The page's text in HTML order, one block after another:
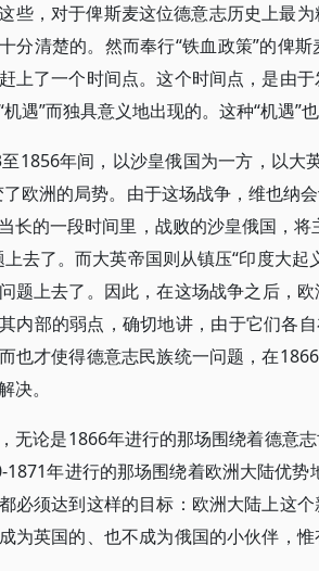
些，对于俾斯麦这位德意志历史上最
分清楚的。然而奉行“铁血政策”的俾
上了一个时间点。这个时间点，是由
遇”而独具意义地出现的。这种“机遇”
1856年间，以沙皇俄国为一方，以大
了欧洲的局势。由于这场战争，维也纳
长的一段时间里，战败的沙皇俄国，
上去了。而大英帝国则从镇压“印度大
题上去了。因此，在这场战争之后，
内部的弱点，确切地讲，由于它们各
也才使得德意志民族统一问题，在
决。
无论是1866年进行的那场围绕着德意
1871年进行的那场围绕着欧洲大陆优
必须达到这样的目标：欧洲大陆上这
为英国的、也不成为俄国的小伙伴，